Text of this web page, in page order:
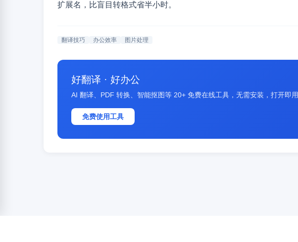
扩展名，比盲目转格式省半小时。
翻译技巧 办公效率 图片处理
好翻译 · 好办公
AI 翻译、PDF 转换、智能抠图等 20+ 免费在线工具，无需安装，打开即用
免费使用工具